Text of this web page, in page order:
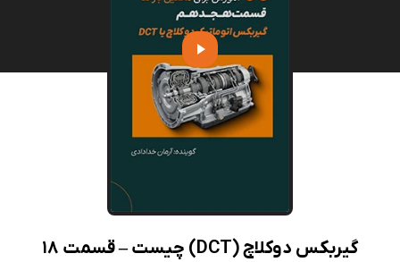
گیربکس دوکلاچ (DCT) چیست – قسمت 18